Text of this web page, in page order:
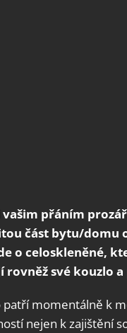
vašim přáním
část bytu/domu
o celoskleněné,
rovněž své kouzlo
patří momentálně k
nejen k zajištění